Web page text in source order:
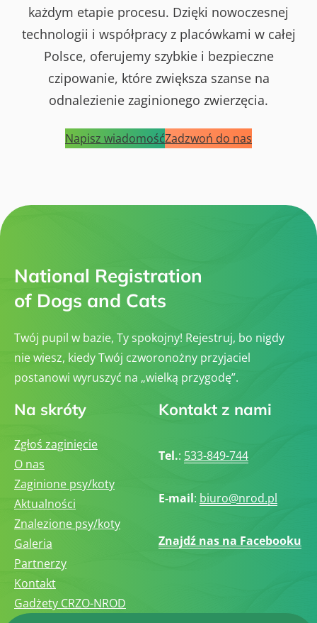
każdym etapie procesu. Dzięki nowoczesnej
technologii i współpracy z placówkami w całej
Polsce, oferujemy szybkie i bezpieczne
czipowanie, które zwiększa szanse na
odnalezienie zaginionego zwierzęcia.
Napisz wiadomośćZadzwoń do nas
National Registration
of Dogs and Cats
Twój pupil w bazie, Ty spokojny! Rejestruj, bo nigdy
nie wiesz, kiedy Twój czworonożny przyjaciel
postanowi wyruszyć na „wielką przygodę”.
Na skróty
Zgłoś zaginięcie
O nas
Zaginione psy/koty
Aktualności
Znalezione psy/koty
Galeria
Partnerzy
Kontakt
Gadżety CRZO-NROD
Kontakt z nami
Tel.: 533-849-744
E-mail: biuro@nrod.pl
Znajdź nas na Facebooku